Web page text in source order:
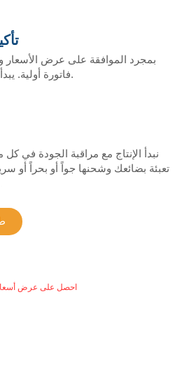
بمجرد الموافقة على عرض الأسعار
فاتورة أولية. يبدأ الإنتاج بعد تأكيد الدفع.
نبدأ الإنتاج مع مراقبة الجودة في كل
تعبئة بضائعك وشحنها جواً أو بحراً أو
*احصل على عرض